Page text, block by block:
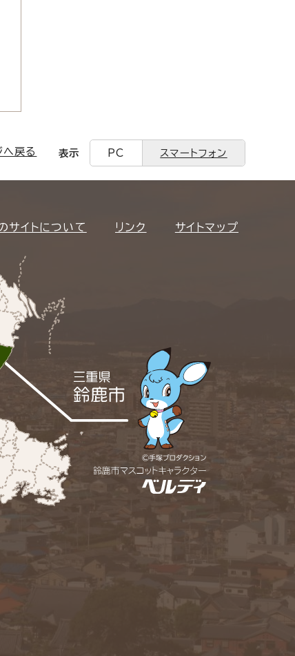
へ戻る 表示 PC スマートフォン
サイトについて リンク サイトマップ